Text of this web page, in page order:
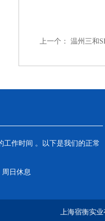
上一个： 温州三和
工作时间 。以下是我们的正常
周日休息
上海宿衡实